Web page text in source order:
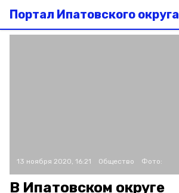
Портал Ипатовского округа
13 ноября 2020, 16:21 Общество Фото:
В Ипатовском округе